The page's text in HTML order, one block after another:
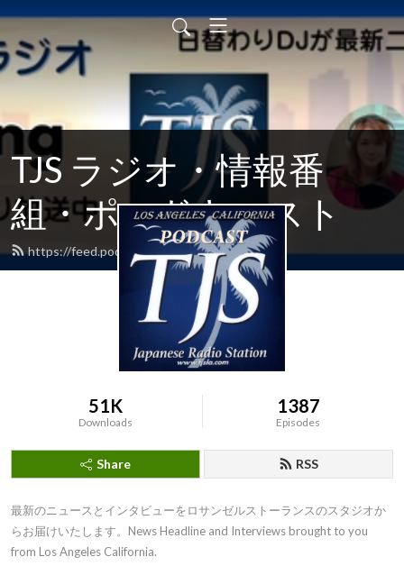
TJS ラジオ・情報番
組・ポッドキャスト
https://feed.podbean.com/tjsradiola/feed.xml
51K
Downloads
1387
Episodes
Share RSS
最新のニュースとインタビューをロサンゼルストーランスのスタジオか
らお届けいたします。News Headline and Interviews brought to you
from Los Angeles California.